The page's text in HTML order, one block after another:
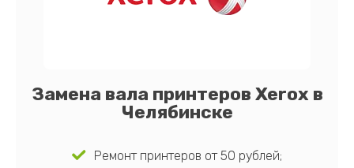
Замена вала принтеров Xerox в
Челябинске
Ремонт принтеров от 50 рублей;